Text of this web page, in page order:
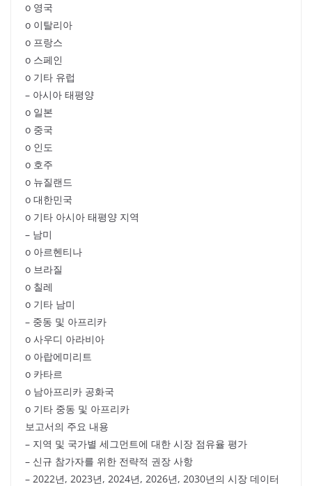
o 영국
o 이탈리아
o 프랑스
o 스페인
o 기타 유럽
– 아시아 태평양
o 일본
o 중국
o 인도
o 호주
o 뉴질랜드
o 대한민국
o 기타 아시아 태평양 지역
– 남미
o 아르헨티나
o 브라질
o 칠레
o 기타 남미
– 중동 및 아프리카
o 사우디 아라비아
o 아랍에미리트
o 카타르
o 남아프리카 공화국
o 기타 중동 및 아프리카
보고서의 주요 내용
– 지역 및 국가별 세그먼트에 대한 시장 점유율 평가
– 신규 참가자를 위한 전략적 권장 사항
– 2022년, 2023년, 2024년, 2026년, 2030년의 시장 데이터